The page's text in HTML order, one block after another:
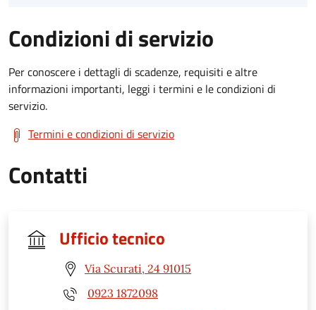
Condizioni di servizio
Per conoscere i dettagli di scadenze, requisiti e altre
informazioni importanti, leggi i termini e le condizioni di
servizio.
Termini e condizioni di servizio
Contatti
Ufficio tecnico
Via Scurati, 24 91015
0923 1872098